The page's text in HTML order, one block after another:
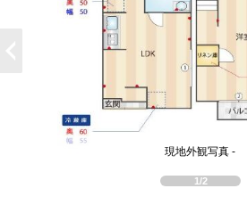
1/2
現地外観写真 -